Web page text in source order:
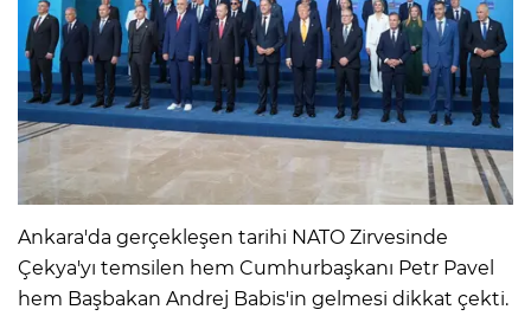
Ankara'da gerçekleşen tarihi NATO Zirvesinde
Çekya'yı temsilen hem Cumhurbaşkanı Petr Pavel
hem Başbakan Andrej Babis'in gelmesi dikkat çekti.